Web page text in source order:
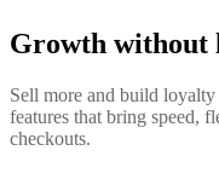
Growth without
Sell more and build
features that bring speed,
checkouts.